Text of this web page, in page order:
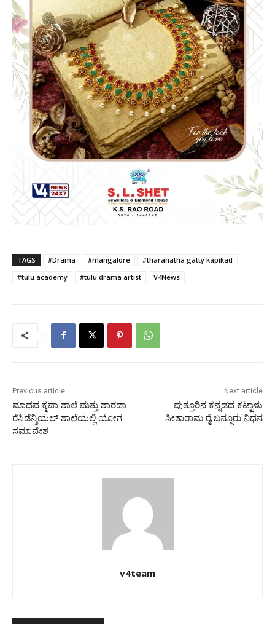
TAGS #Drama #mangalore
#tharanatha gatty kapikad
#tulu academy
#tulu drama artist V4News
Previous article
ಮಾಧವ ಕೃಪಾ ಶಾಲೆ ಮತ್ತು ಶಾರದಾ
ರೆಸಿಡೆನ್ಶಿಯಲ್ ಶಾಲೆಯಲ್ಲಿ ಯೋಗ
ಸಮಾವೇಶ
Next article
ಪುತ್ತೂರಿನ ಕನ್ನಡದ ಕಟ್ಟಾಳು
ಸೀತಾರಾಮ ರೈ ಬನ್ನೂರು ನಿಧನ
v4team